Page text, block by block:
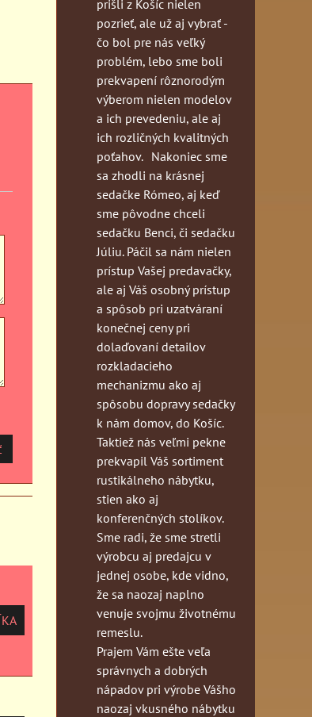
prišli z Košíc nielen
pozrieť, ale už aj vybrať -
čo bol pre nás veľký
problém, lebo sme boli
prekvapení rôznorodým
výberom nielen modelov
a ich prevedeniu, ale aj
ich rozličných kvalitných
poťahov. Nakoniec sme
sa zhodli na krásnej
sedačke Rómeo, aj keď
sme pôvodne chceli
sedačku Benci, či sedačku
Júliu. Páčil sa nám nielen
prístup Vašej predavačky,
ale aj Váš osobný prístup
a spôsob pri uzatváraní
konečnej ceny pri
dolaďovaní detailov
rozkladacieho
mechanizmu ako aj
spôsobu dopravy sedačky
k nám domov, do Košíc.
Taktiež nás veľmi pekne
prekvapil Váš sortiment
rustikálneho nábytku,
stien ako aj
konferenčných stolíkov.
Sme radi, že sme stretli
výrobcu aj predajcu v
jednej osobe, kde vidno,
že sa naozaj naplno
venuje svojmu životnému
remeslu.
Prajem Vám ešte veľa
správnych a dobrých
nápadov pri výrobe Vášho
naozaj vkusného nábytku